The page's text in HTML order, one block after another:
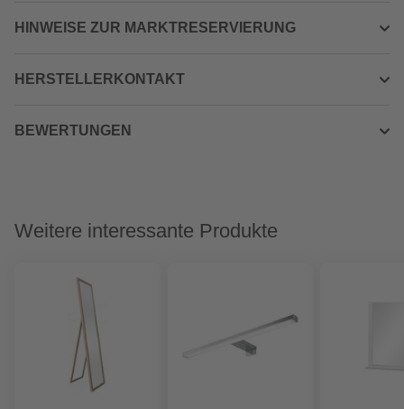
HINWEISE ZUR MARKTRESERVIERUNG
HERSTELLERKONTAKT
BEWERTUNGEN
Weitere interessante Produkte